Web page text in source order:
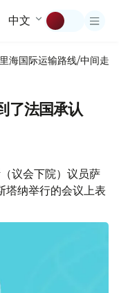
中文
海国际运输路线/中间走廊
了法国承认
议会下院）议员萨
塔纳举行的会议上表